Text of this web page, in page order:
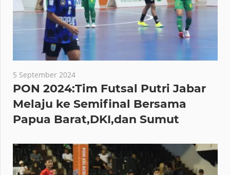
5 September 2024
PON 2024:Tim Futsal Putri Jabar
Melaju ke Semifinal Bersama
Papua Barat,DKI,dan Sumut